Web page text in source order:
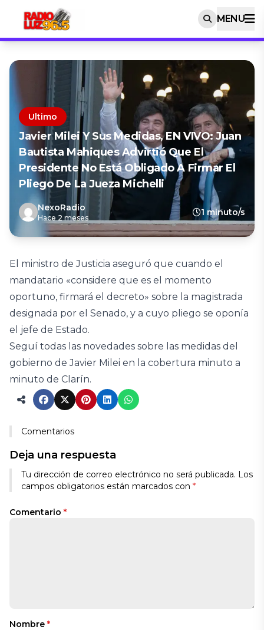
MENU
Ultimo
Javier Milei Y Sus Medidas, EN VIVO: Juan
Bautista Mahiques Advirtió Que El
Presidente No Está Obligado A Firmar El
Pliego De La Jueza Michelli
NexoRadio
Hace 2 meses
1 minuto/s
El ministro de Justicia aseguró que cuando el
mandatario «considere que es el momento
oportuno, firmará el decreto» sobre la magistrada
designada por el Senado, y a cuyo pliego se oponía
el jefe de Estado.
Seguí todas las novedades sobre las medidas del
gobierno de Javier Milei en la cobertura minuto a
minuto de Clarín.
Comentarios
Deja una respuesta
Tu dirección de correo electrónico no será publicada. Los
campos obligatorios están marcados con *
Comentario *
Nombre *